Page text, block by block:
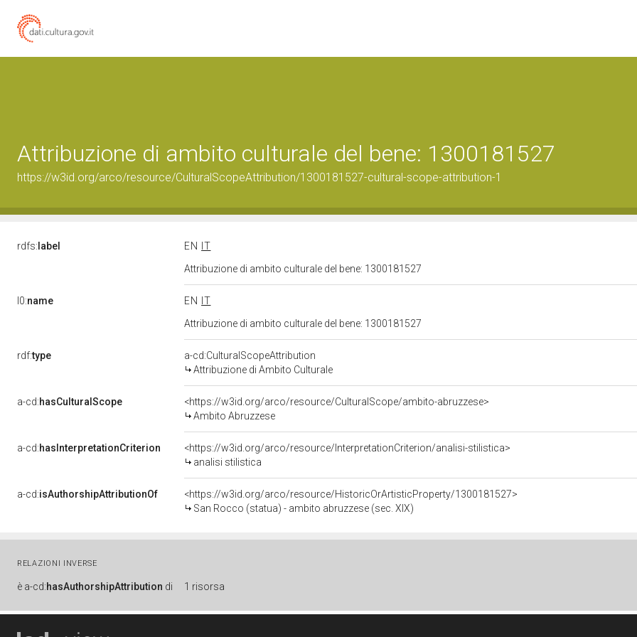
Attribuzione di ambito culturale del bene: 1300181527
https://w3id.org/arco/resource/CulturalScopeAttribution/1300181527-cultural-scope-attribution-1
rdfs: label EN
IT
Attribuzione di ambito culturale del bene: 1300181527
l0:name EN
IT
Attribuzione di ambito culturale del bene: 1300181527
rdf:type
a-cd:CulturalScopeAttribution
Attribuzione di Ambito Culturale
a-cd:hasCulturalScope
<https://w3id.org/arco/resource/CulturalScope/ambito-abruzzese>
Ambito Abruzzese
a-cd:hasInterpretationCriterion
<https://w3id.org/arco/resource/InterpretationCriterion/analisi-stilistica>
analisi stilistica
a-cd:isAuthorshipAttributionOf
<https://w3id.org/arco/resource/HistoricOrArtisticProperty/1300181527>
San Rocco (statua) - ambito abruzzese (sec. XIX)
RELAZIONI INVERSE
è a-cd:hasAuthorshipAttribution di 1 risorsa